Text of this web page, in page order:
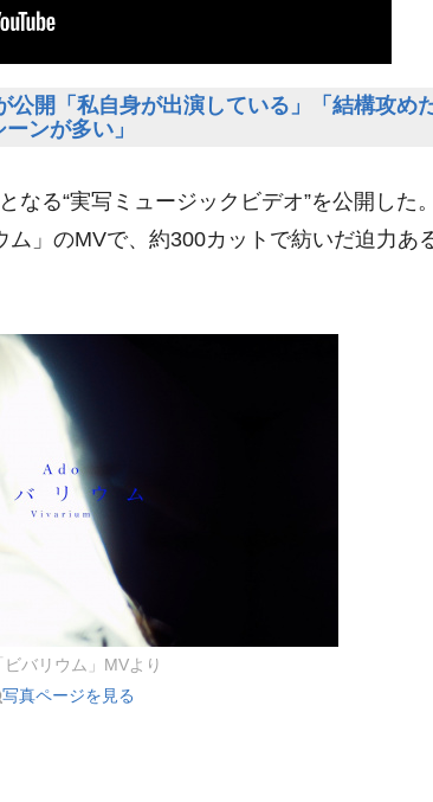
公開「私自身が出演している」「結構攻め
ーンが多い」
なる“実写ミュージックビデオ”を公開した。
」のMVで、約300カットで紡いだ迫力あ
ビバリウム」MVより
写真ページを見る